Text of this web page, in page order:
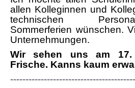
FORMULARE
Krankmeldung
Freistellungsantrag
allen Kolleginnen und
technischen
Sommerferien wünschen.
Unternehmungen.
Wir sehen uns am
Frische. Kanns kaum